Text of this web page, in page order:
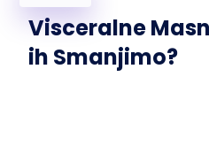
Visceralne
ih Smanjimo?